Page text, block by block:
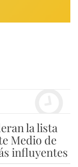
la lista
Medio de
influyentes